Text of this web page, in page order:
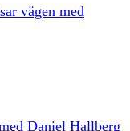
vägen med
Daniel Hallberg